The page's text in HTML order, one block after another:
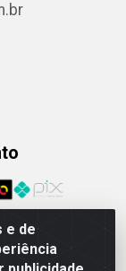
e de
137- Centro,